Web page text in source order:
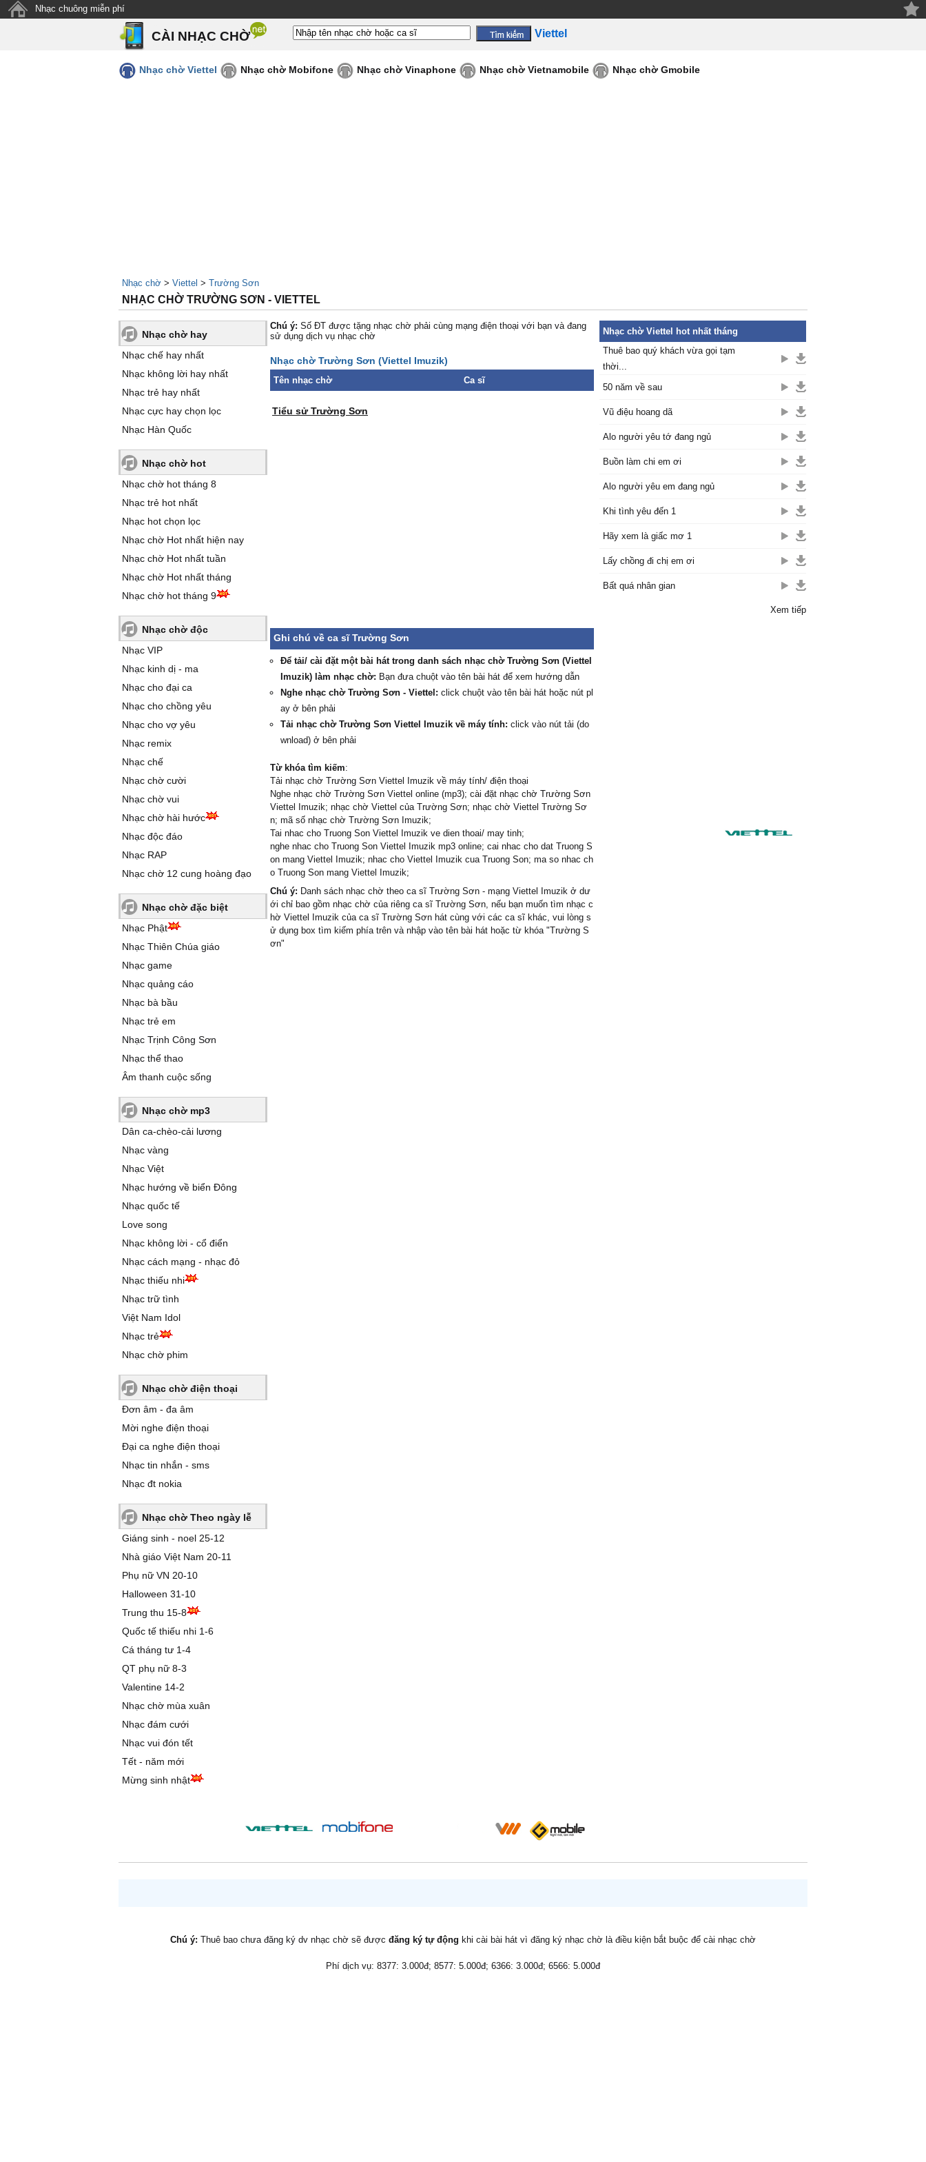
Nhạc chuông miễn phí
CÀI NHẠC CHỜ Viettel
Nhạc chờ Viettel Nhạc chờ Mobifone Nhạc chờ Vinaphone Nhạc chờ Vietnamobile Nhạc chờ Gmobile
Nhạc chờ > Viettel > Trường Sơn
NHẠC CHỜ TRƯỜNG SƠN - VIETTEL
Nhạc chờ hay
Nhạc chế hay nhất
Nhạc không lời hay nhất
Nhạc trẻ hay nhất
Nhạc cực hay chọn lọc
Nhạc Hàn Quốc
Nhạc chờ hot
Nhạc chờ hot tháng 8
Nhạc trẻ hot nhất
Nhạc hot chọn lọc
Nhạc chờ Hot nhất hiện nay
Nhạc chờ Hot nhất tuần
Nhạc chờ Hot nhất tháng
Nhạc chờ hot tháng 9
Nhạc chờ độc
Nhạc VIP
Nhạc kinh dị - ma
Nhạc cho đại ca
Nhạc cho chồng yêu
Nhạc cho vợ yêu
Nhạc remix
Nhạc chế
Nhạc chờ cười
Nhạc chờ vui
Nhạc chờ hài hước
Nhạc độc đáo
Nhạc RAP
Nhạc chờ 12 cung hoàng đạo
Nhạc chờ đặc biệt
Nhạc Phật
Nhạc Thiên Chúa giáo
Nhạc game
Nhạc quảng cáo
Nhạc bà bầu
Nhạc trẻ em
Nhạc Trịnh Công Sơn
Nhạc thể thao
Âm thanh cuộc sống
Nhạc chờ mp3
Dân ca-chèo-cải lương
Nhạc vàng
Nhạc Việt
Nhạc hướng về biển Đông
Nhạc quốc tế
Love song
Nhạc không lời - cổ điển
Nhạc cách mạng - nhạc đỏ
Nhạc thiếu nhi
Nhạc trữ tình
Việt Nam Idol
Nhạc trẻ
Nhạc chờ phim
Nhạc chờ điện thoại
Đơn âm - đa âm
Mời nghe điện thoại
Đại ca nghe điện thoại
Nhạc tin nhắn - sms
Nhạc đt nokia
Nhạc chờ Theo ngày lễ
Giáng sinh - noel 25-12
Nhà giáo Việt Nam 20-11
Phụ nữ VN 20-10
Halloween 31-10
Trung thu 15-8
Quốc tế thiếu nhi 1-6
Cá tháng tư 1-4
QT phụ nữ 8-3
Valentine 14-2
Nhạc chờ mùa xuân
Nhạc đám cưới
Nhạc vui đón tết
Tết - năm mới
Mừng sinh nhật
Chú ý: Số ĐT được tặng nhạc chờ phải cùng mạng điện thoại với bạn và đang
sử dụng dịch vụ nhạc chờ
Nhạc chờ Trường Sơn (Viettel Imuzik)
Tên nhạc chờ Ca sĩ
Tiểu sử Trường Sơn
Ghi chú về ca sĩ Trường Sơn
Để tải/ cài đặt một bài hát trong danh sách nhạc chờ Trường Sơn (Viettel
Imuzik) làm nhạc chờ: Bạn đưa chuột vào tên bài hát để xem hướng dẫn
Nghe nhạc chờ Trường Sơn - Viettel: click chuột vào tên bài hát hoặc nút pl
ay ở bên phải
Tải nhạc chờ Trường Sơn Viettel Imuzik về máy tính: click vào nút tải (do
wnload) ở bên phải
Từ khóa tìm kiếm:
Tải nhạc chờ Trường Sơn Viettel Imuzik về máy tính/ điện thoại
Nghe nhạc chờ Trường Sơn Viettel online (mp3); cài đặt nhạc chờ Trường Sơn
Viettel Imuzik; nhạc chờ Viettel của Trường Sơn; nhạc chờ Viettel Trường Sơ
n; mã số nhạc chờ Trường Sơn Imuzik;
Tai nhac cho Truong Son Viettel Imuzik ve dien thoai/ may tinh;
nghe nhac cho Truong Son Viettel Imuzik mp3 online; cai nhac cho dat Truong S
on mang Viettel Imuzik; nhac cho Viettel Imuzik cua Truong Son; ma so nhac ch
o Truong Son mang Viettel Imuzik;
Chú ý: Danh sách nhạc chờ theo ca sĩ Trường Sơn - mạng Viettel Imuzik ở dư
ới chỉ bao gồm nhạc chờ của riêng ca sĩ Trường Sơn, nếu bạn muốn tìm nhạc c
hờ Viettel Imuzik của ca sĩ Trường Sơn hát cùng với các ca sĩ khác, vui lòng s
ử dụng box tìm kiếm phía trên và nhập vào tên bài hát hoặc từ khóa "Trường S
ơn"
Nhạc chờ Viettel hot nhất tháng
Thuê bao quý khách vừa gọi tạm
thời...
50 năm về sau
Vũ điệu hoang dã
Alo người yêu tớ đang ngủ
Buồn làm chi em ơi
Alo người yêu em đang ngủ
Khi tình yêu đến 1
Hãy xem là giấc mơ 1
Lấy chồng đi chị em ơi
Bất quá nhân gian
Xem tiếp
Chú ý: Thuê bao chưa đăng ký dv nhạc chờ sẽ được đăng ký tự động khi cài bài hát vì đăng ký nhạc chờ là điều kiện bắt buộc để cài nhạc chờ
Phí dịch vụ: 8377: 3.000đ; 8577: 5.000đ; 6366: 3.000đ; 6566: 5.000đ